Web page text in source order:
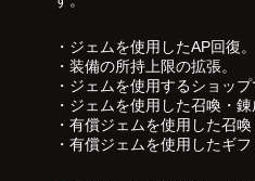
・ジェムを使用したAP回復。
・装備の所持上限の拡張。
・ジェムを使用するショップ
・ジェムを使用した召喚・錬
・有償ジェムを使用した召喚
・有償ジェムを使用したギフ